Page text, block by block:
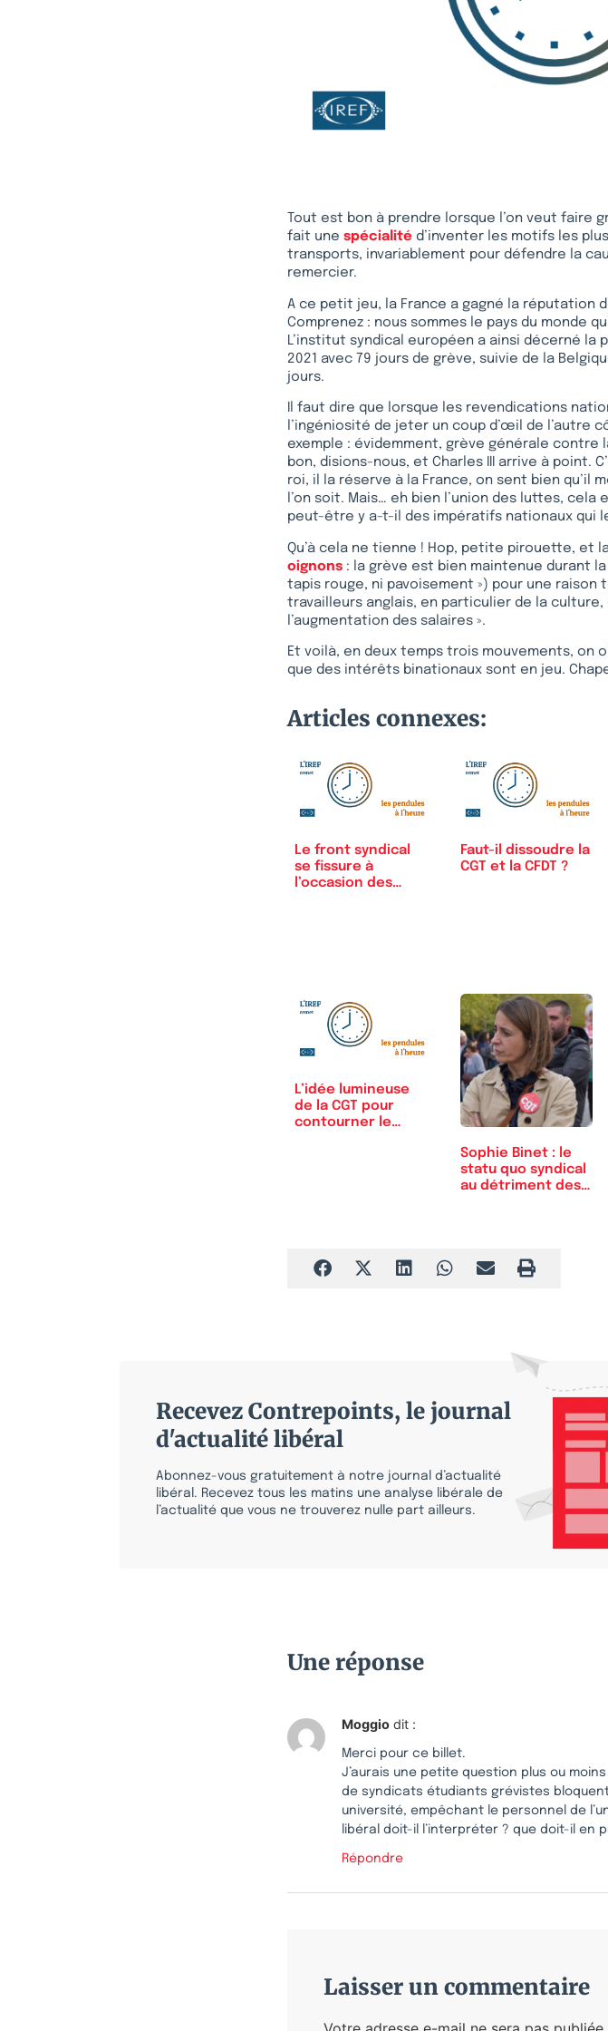
Tout est bon à prendre lorsque l’on veut faire
fait une spécialité d’inventer les motifs les
transports, invariablement pour défendre la
remercier.
A ce petit jeu, la France a gagné la réputation
Comprenez : nous sommes le pays du monde
L’institut syndical européen a ainsi décerné la
2021 avec 79 jours de grève, suivie de la
jours.
Il faut dire que lorsque les revendications
l’ingéniosité de jeter un coup d’œil de l’autre
exemple : évidemment, grève générale
bon, disions-nous, et Charles III arrive à point.
roi, il la réserve à la France, on sent bien qu’il
l’on soit. Mais… eh bien l’union des luttes, cela
peut-être y a-t-il des impératifs nationaux qui
Qu’à cela ne tienne ! Hop, petite pirouette, et la
oignons : la grève est bien maintenue durant
tapis rouge, ni pavoisement ») pour une raison
travailleurs anglais, en particulier de la
l’augmentation des salaires ».
Et voilà, en deux temps trois mouvements, on
que des intérêts binationaux sont en jeu.
Articles connexes:
Le front syndical
se fissure à
l’occasion des
Faut-il dissoudre la
CGT et la CFDT ?
L’idée lumineuse
de la CGT pour
contourner le
Sophie Binet : le
statu quo syndical
au détriment des
Recevez Contrepoints, le journal
d'actualité libéral
Abonnez-vous gratuitement à notre journal d’actualité
libéral. Recevez tous les matins une analyse libérale de
l’actualité que vous ne trouverez nulle part ailleurs.
Une réponse
Moggio dit :
Merci pour ce billet.
J’aurais une petite question plus ou
de syndicats étudiants grévistes
université, empêchant le personnel de
libéral doit-il l’interpréter ? que doit-il en
Répondre
Laisser un commentaire